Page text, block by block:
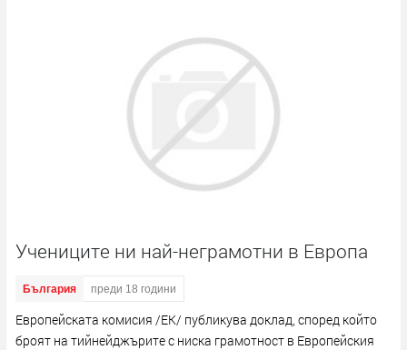
Учениците ни най-неграмотни в Европа
България преди 18 години
Европейската комисия /ЕК/ публикува доклад, според който
броят на тийнейджърите с ниска грамотност в Европейския